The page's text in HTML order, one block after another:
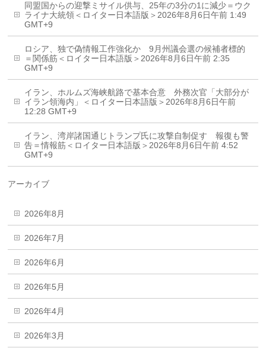
同盟国からの迎撃ミサイル供与、25年の3分の1に減少＝ウク
ライナ大統領＜ロイター日本語版＞2026年8月6日午前 1:49
GMT+9
ロシア、独で偽情報工作強化か 9月州議会選の候補者標的
＝関係筋＜ロイター日本語版＞2026年8月6日午前 2:35
GMT+9
イラン、ホルムズ海峡航路で基本合意 外務次官「大部分が
イラン領海内」＜ロイター日本語版＞2026年8月6日午前
12:28 GMT+9
イラン、湾岸諸国通じトランプ氏に攻撃自制促す 報復も警
告＝情報筋＜ロイター日本語版＞2026年8月6日午前 4:52
GMT+9
アーカイブ
2026年8月
2026年7月
2026年6月
2026年5月
2026年4月
2026年3月